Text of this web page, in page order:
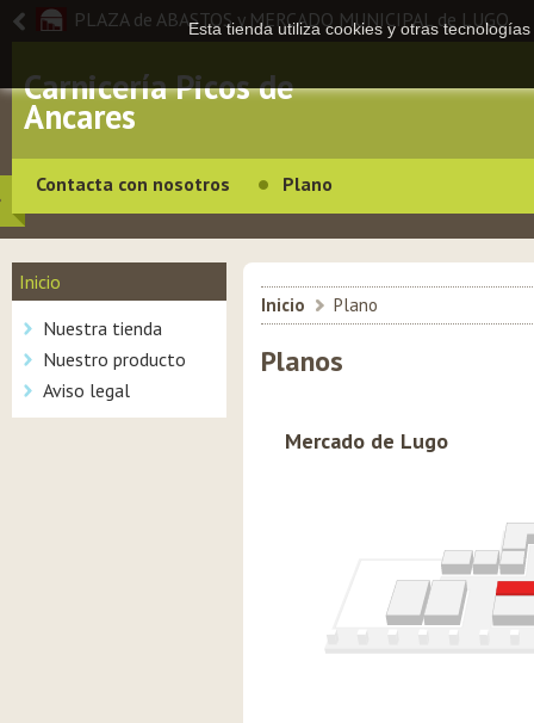
PLAZA de ABASTOS y MERCADO MUNICIPAL de LUGO
Carnicería Picos de
Ancares
Contacta con nosotros Plano
Inicio
Nuestra tienda
Nuestro producto
Aviso legal
Inicio > Plano
Planos
Mercado de Lugo
Esta tienda utiliza cookies y otras